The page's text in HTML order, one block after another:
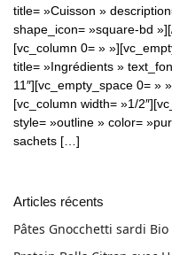
title= »Cuisson »
shape_icon= »square-bd
[vc_column 0= »
title= »Ingrédients »
11″][vc_empty_space 0= »
[vc_column width= »1/
style= »outline » color=
sachets […]
Articles récents
Pâtes Gnocchetti sardi